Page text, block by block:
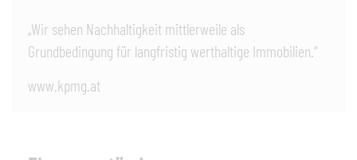
„Wir sehen Nachhaltigkeit mittlerweile als
Grundbedingung für langfristig werthaltige Immobilien.“
www.kpmg.at